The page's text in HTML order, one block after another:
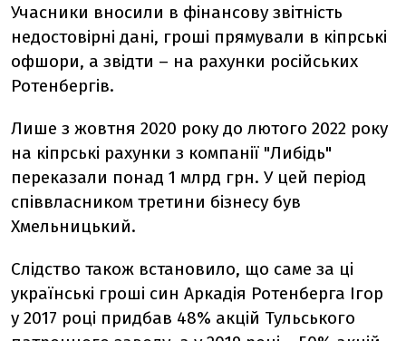
Учасники вносили в фінансову звітність
недостовірні дані, гроші прямували в кіпрські
офшори, а звідти – на рахунки російських
Ротенбергів.
Лише з жовтня 2020 року до лютого 2022 року
на кіпрські рахунки з компанії "Либідь"
переказали понад 1 млрд грн. У цей період
співвласником третини бізнесу був
Хмельницький.
Слідство також встановило, що саме за ці
українські гроші син Аркадія Ротенберга Ігор
у 2017 році придбав 48% акцій Тульського